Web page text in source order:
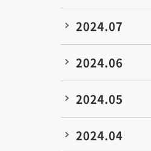
2024.07
2024.06
2024.05
2024.04